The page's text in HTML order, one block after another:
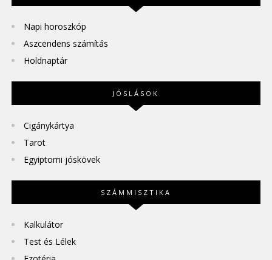
Napi horoszkóp
Aszcendens számítás
Holdnaptár
JÓSLÁSOK
Cigánykártya
Tarot
Egyiptomi jóskövek
SZÁMMISZTIKA
Kalkulátor
Test és Lélek